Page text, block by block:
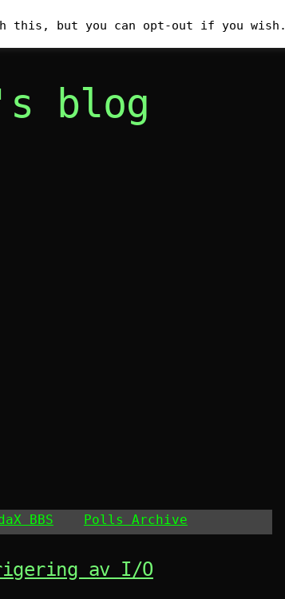
blog
BBS
Polls Archive
av I/O
this, but you can opt-out if you wish.